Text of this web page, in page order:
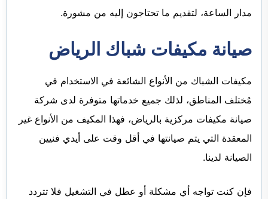
مدار الساعة، لتقديم ما تحتاجون إليه من مشورة.
صيانة مكيفات شباك الرياض
مكيفات الشباك من الأنواع الشائعة في الاستخدام في
مُختلف المناطق، لذلك جميع خدماتها متوفرة لدى شركة
صيانة مكيفات مركزية بالرياض، فهذا المكيف من الأنواع غير
المعقدة التي يتم صيانتها في أقل وقت على أيدي فنيين
الصيانة لدينا.
فإن كنت تواجه أي مشكلة أو عطل في التشغيل فلا تتردد